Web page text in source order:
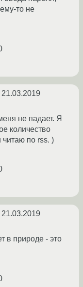
то не
21.03.2019
не падает. Я
количество
по rss. )
21.03.2019
в природе - это